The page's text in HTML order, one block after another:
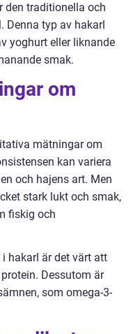
den traditionella och
Denna typ av hakarl
yoghurt eller liknande
smak.
om
mätningar om
kan variera
och hajens art. Men
stark lukt och smak,
fiskig och
hakarl är det värt att
Dessutom är
som omega-3-